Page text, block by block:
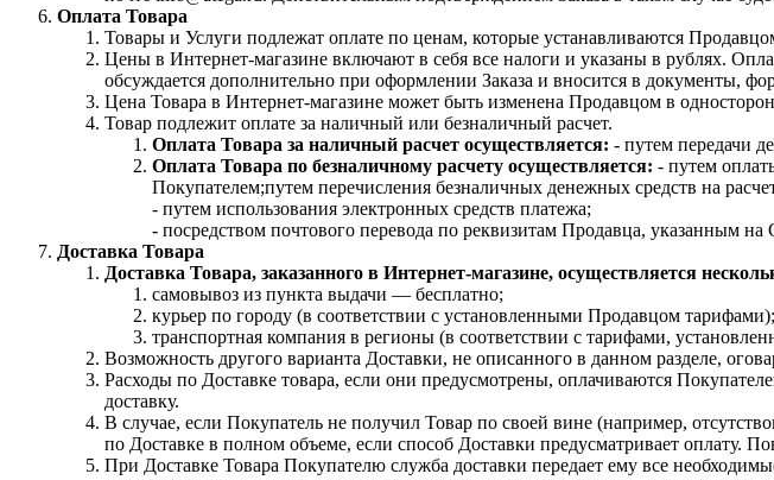
Оплата Товара
Товары и Услуги подлежат оплате по ценам, которые устанавливаются
Цены в Интернет-магазине включают в себя все налоги и указаны в рублях.
обсуждается дополнительно при оформлении Заказа и вносится в документы,
Цена Товара в Интернет-магазине может быть изменена Продавцом в
Товар подлежит оплате за наличный или безналичный расчет.
Оплата Товара за наличный расчет осуществляется: - путем передачи
Оплата Товара по безналичному расчету осуществляется: - путем
Покупателем;путем перечисления безналичных денежных средств на
- путем использования электронных средств платежа;
- посредством почтового перевода по реквизитам Продавца, указанным на
Доставка Товара
Доставка Товара, заказанного в Интернет-магазине, осуществляется
самовывоз из пункта выдачи — бесплатно;
курьер по городу (в соответствии с установленными Продавцом тарифами);
транспортная компания в регионы (в соответствии с тарифами,
Возможность другого варианта Доставки, не описанного в данном разделе,
Расходы по Доставке товара, если они предусмотрены, оплачиваются
доставку.
В случае, если Покупатель не получил Товар по своей вине (например,
по Доставке в полном объеме, если способ Доставки предусматривает оплату.
При Доставке Товара Покупателю служба доставки передает ему все